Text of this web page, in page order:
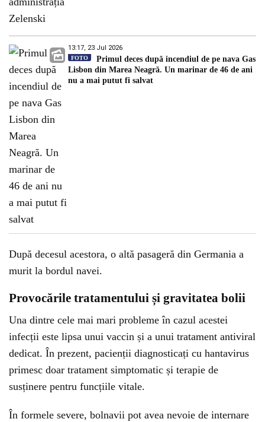
13:17, 23 Jul 2026
FOTO
Primul deces după incendiul de pe nava Gas
Lisbon din Marea Neagră. Un marinar de 46 de ani
nu a mai putut fi salvat
După decesul acestora, o altă pasageră din Germania a
murit la bordul navei.
Provocările tratamentului și gravitatea bolii
Una dintre cele mai mari probleme în cazul acestei
infecții este lipsa unui vaccin și a unui tratament antiviral
dedicat. În prezent, pacienții diagnosticați cu hantavirus
primesc doar tratament simptomatic și terapie de
susținere pentru funcțiile vitale.
În formele severe, bolnavii pot avea nevoie de internare